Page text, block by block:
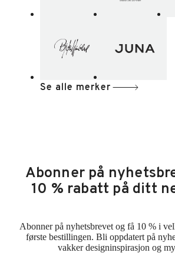
Se alle merker
Abonner på
10 % rabatt på ditt
Abonner på nyhetsbrevet og få 10 % i
første bestillingen. Bli oppdatert på
vakker designinspirasjon og